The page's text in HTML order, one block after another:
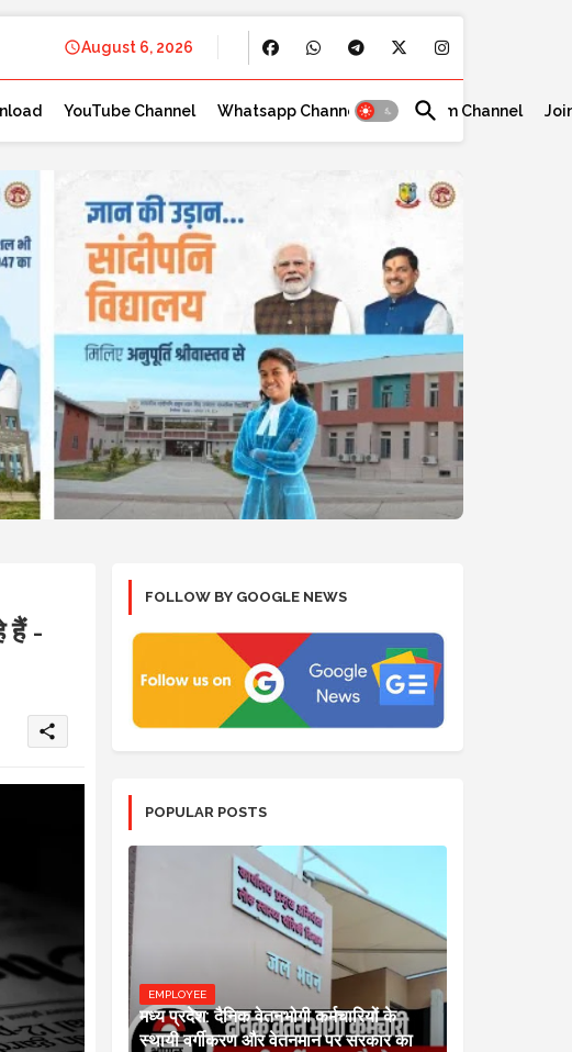
August 6, 2026
YouTube Channel Whatsapp Channel Telegram Channel
हैं -
share
FOLLOW BY GOOGLE NEWS
POPULAR POSTS
EMPLOYEE
मध्य प्रदेश: दैनिक वेतनभोगी कर्मचारियों के
स्थायी वर्गीकरण और वेतनमान पर सरकार का